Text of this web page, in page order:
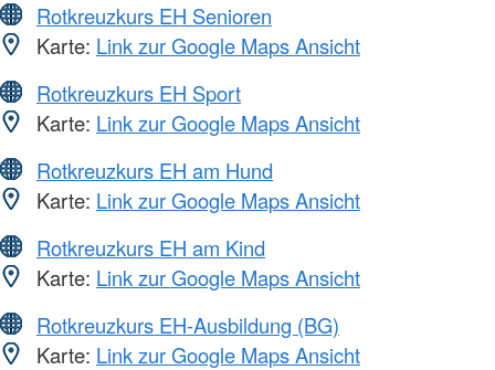
Rotkreuzkurs EH Senioren
Karte: Link zur Google Maps Ansicht
Rotkreuzkurs EH Sport
Karte: Link zur Google Maps Ansicht
Rotkreuzkurs EH am Hund
Karte: Link zur Google Maps Ansicht
Rotkreuzkurs EH am Kind
Karte: Link zur Google Maps Ansicht
Rotkreuzkurs EH-Ausbildung (BG)
Karte: Link zur Google Maps Ansicht